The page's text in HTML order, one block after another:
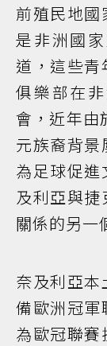
前殖民地國
是非洲國
道，這些
俱樂部在
會，近年由
元族裔背
為足球促
及利亞與
關係的另一
奈及利亞
備歐洲冠軍
為歐冠聯